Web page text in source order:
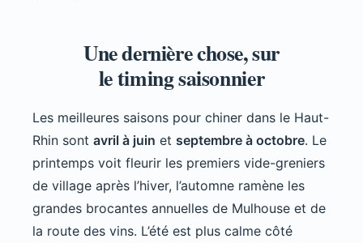
Une dernière chose, sur
le timing saisonnier
Les meilleures saisons pour chiner dans le Haut-
Rhin sont avril à juin et septembre à octobre. Le
printemps voit fleurir les premiers vide-greniers
de village après l’hiver, l’automne ramène les
grandes brocantes annuelles de Mulhouse et de
la route des vins. L’été est plus calme côté